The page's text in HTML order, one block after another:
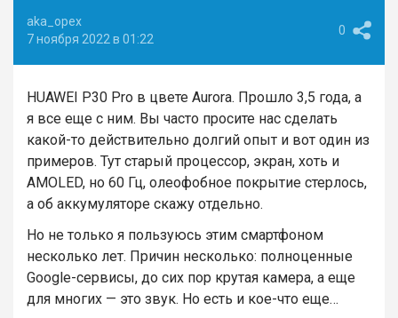
aka_opex
7 ноября 2022 в 01:22
0
HUAWEI P30 Pro в цвете Aurora. Прошло 3,5 года, а
я все еще с ним. Вы часто просите нас сделать
какой-то действительно долгий опыт и вот один из
примеров. Тут старый процессор, экран, хоть и
AMOLED, но 60 Гц, олеофобное покрытие стерлось,
а об аккумуляторе скажу отдельно.
Но не только я пользуюсь этим смартфоном
несколько лет. Причин несколько: полноценные
Google-сервисы, до сих пор крутая камера, а еще
для многих — это звук. Но есть и кое-что еще…